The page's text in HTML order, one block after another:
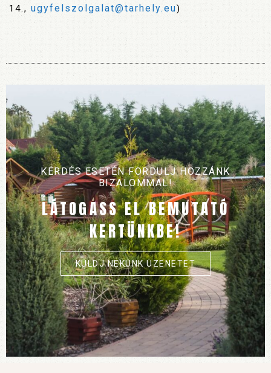
14., ugyfelszolgalat@tarhely.eu)
KÉRDÉS ESETÉN FORDULJ HOZZÁNK
BIZALOMMAL!
LÁTOGASS EL BEMUTATÓ
KERTÜNKBE!
KÜLDJ NEKÜNK ÜZENETET